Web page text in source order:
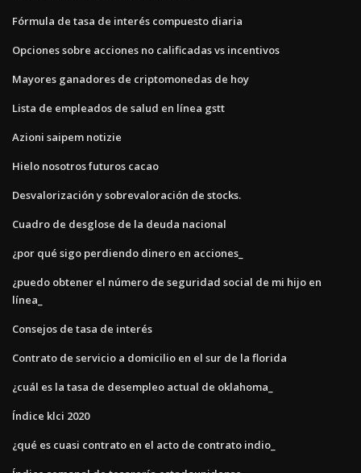
Fórmula de tasa de interés compuesto diaria
Opciones sobre acciones no calificadas vs incentivos
Mayores ganadores de criptomonedas de hoy
Lista de empleados de salud en línea gstt
Azioni saipem notizie
Hielo nosotros futuros cacao
Desvalorización y sobrevaloración de stocks.
Cuadro de desglose de la deuda nacional
¿por qué sigo perdiendo dinero en acciones_
¿puedo obtener el número de seguridad social de mi hijo en
línea_
Consejos de tasa de interés
Contrato de servicio a domicilio en el sur de la florida
¿cuál es la tasa de desempleo actual de oklahoma_
Índice klci 2020
¿qué es cuasi contrato en el acto de contrato indio_